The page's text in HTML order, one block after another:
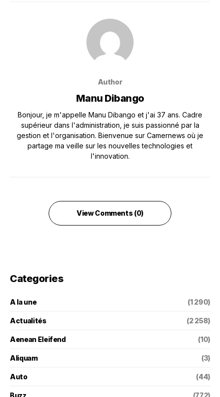
Author
Manu Dibango
Bonjour, je m'appelle Manu Dibango et j'ai 37 ans. Cadre
supérieur dans l'administration, je suis passionné par la
gestion et l'organisation. Bienvenue sur Camernews où je
partage ma veille sur les nouvelles technologies et
l'innovation.
View Comments (0)
Categories
A la une (1 290)
Actualités (2 258)
Aenean Eleifend (10)
Aliquam (3)
Auto (44)
Buzz (772)